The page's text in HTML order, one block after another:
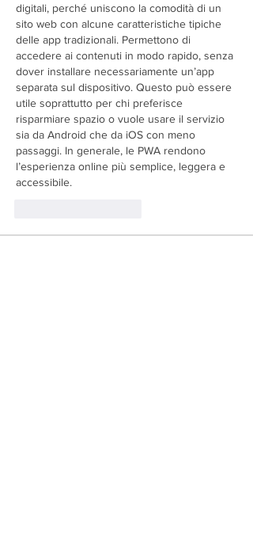
digitali, perché uniscono la comodità di un
sito web con alcune caratteristiche tipiche
delle app tradizionali. Permettono di
accedere ai contenuti in modo rapido, senza
dover installare necessariamente un’app
separata sul dispositivo. Questo può essere
utile soprattutto per chi preferisce
risparmiare spazio o vuole usare il servizio
sia da Android che da iOS con meno
passaggi. In generale, le PWA rendono
l’esperienza online più semplice, leggera e
accessibile.